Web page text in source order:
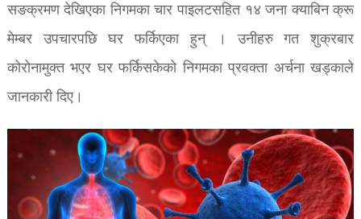
सङक्रमण देखिएका निगमका चार पाइलटसहित १४ जना क्याबिन क्रू
मेम्बर उपचारपछि घर फर्किएका हुन् । उनीहरु गत शुक्रबार
कोरोनामुक्त भएर घर फर्किसकेको निगमका प्रवक्ता अर्चना खड्काले
जानकारी दिए।